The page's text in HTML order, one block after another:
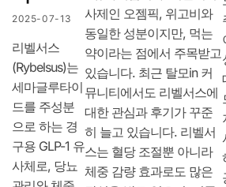
2025-07-13
리벨서스
(Rybelsus)는
세마글루타이
드를 주성분
으로 하는 경
구용 GLP-1 유
사체로, 당뇨
사제인 오젬픽, 위고비와
동일한 성분이지만, 먹는
약이라는 점에서 주목받고
있습니다. 최근 탈모in 커
뮤니티에서도 리벨서스에
대한 관심과 후기가 꾸준
히 늘고 있습니다. 리벨서
스는 혈당 조절뿐 아니라
체중 감량 효과로도 많은